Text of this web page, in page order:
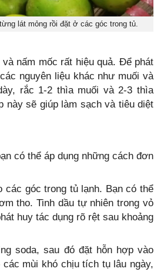
lát mỏng rồi đặt ở các góc trong tủ.
nấm mốc rất hiệu quả. Để phát
nguyên liệu khác như muối và
rắc 1-2 thìa muối và 2-3 thìa
này sẽ giúp làm sạch và tiêu diệt
có thể áp dụng những cách đơn
góc trong tủ lạnh. Bạn có thể
tho. Tinh dầu tự nhiên trong vỏ
huy tác dụng rõ rệt sau khoảng
soda, sau đó đặt hỗn hợp vào
mùi khó chịu tích tụ lâu ngày,